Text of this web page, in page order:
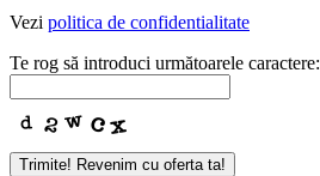
Vezi politica de confidentialitate
Te rog să introduci următoarele caractere:
Trimite! Revenim cu oferta ta!